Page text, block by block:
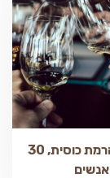
כיבוד להרמת כוסית, 30
אנשים